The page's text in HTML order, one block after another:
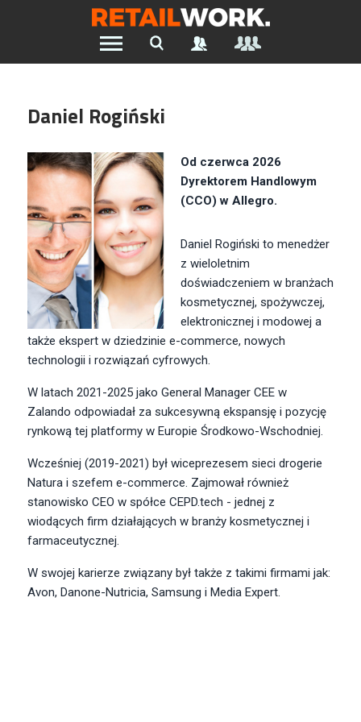
Ecommerce
Szukaj oferty pracy:
Chcesz być na bieżąco z najnowszymi ofertami w branży.
Załóż konto
Daniel Rogiński
Od czerwca 2026
Dyrektorem Handlowym
(CCO) w Allegro.
Daniel Rogiński to menedżer
z wieloletnim
doświadczeniem w branżach
kosmetycznej, spożywczej,
elektronicznej i modowej a
także ekspert w dziedzinie e-commerce, nowych
technologii i rozwiązań cyfrowych.
W latach 2021-2025 jako General Manager CEE w
Zalando odpowiadał za sukcesywną ekspansję i pozycję
rynkową tej platformy w Europie Środkowo-Wschodniej.
Wcześniej (2019-2021) był wiceprezesem sieci drogerie
Natura i szefem e-commerce. Zajmował również
stanowisko CEO w spółce CEPD.tech - jednej z
wiodących firm działających w branży kosmetycznej i
farmaceutycznej.
W swojej karierze związany był także z takimi firmami jak:
Avon, Danone-Nutricia, Samsung i Media Expert.